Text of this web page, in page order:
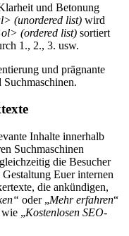
und Betonung
(unordered list) wird
(ordered list) sortiert
1., 2., 3. usw.
und prägnante
Inhalte innerhalb
Suchmaschinen
die Besucher
Euer internen
die ankündigen,
oder „Mehr erfahren“
„Kostenlosen SEO-